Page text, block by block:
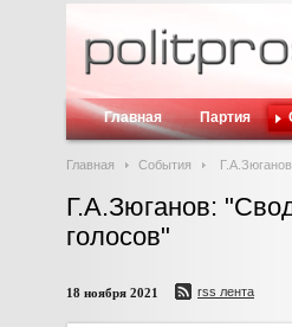
Главная Партия
Главная События
Г.А.Зюганов:
голосов"
18 ноября 2021 rss лента